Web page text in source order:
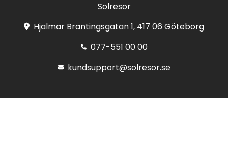
Solresor
Hjalmar Brantingsgatan 1, 417 06 Göteborg
077-551 00 00
kundsupport@solresor.se